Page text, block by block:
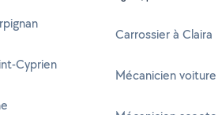
Cyprien
Carrossier à Claira
Mécanicien